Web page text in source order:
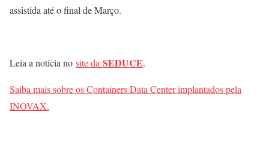
assistida até o final de Março.
Leia a notícia no site da SEDUCE.
Saiba mais sobre os Containers Data Center implantados pela
INOVAX.